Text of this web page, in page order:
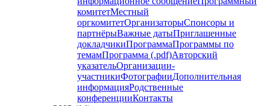
комитетМестный
оргкомитетОрганизаторыСпонсоры и
партнёрыВажные датыПриглашенные
докладчикиПрограммаПрограммы по
темамПрограмма (.pdf)Авторский
указательОрганизации-
участникиФотографииДополнительная
информацияРодственные
конференцииКонтакты